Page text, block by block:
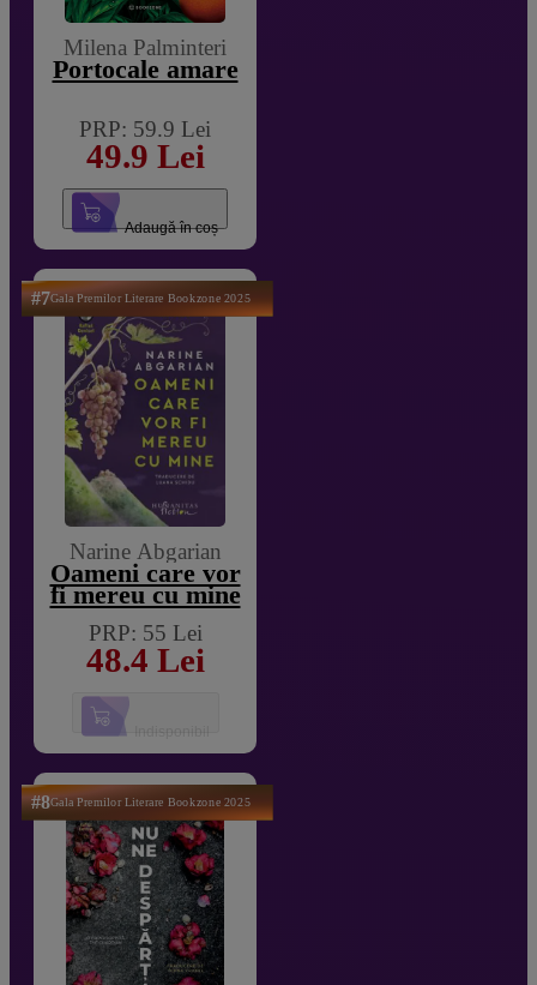
Milena Palminteri
Portocale amare
PRP: 59.9 Lei
49.9 Lei
Adaugă în coș
#7Gala Premilor Literare Bookzone 2025
Narine Abgarian
Oameni care vor
fi mereu cu mine
PRP: 55 Lei
48.4 Lei
Indisponibil
#8Gala Premilor Literare Bookzone 2025